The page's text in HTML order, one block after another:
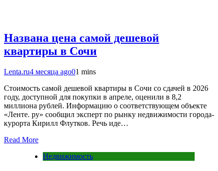
Названа цена самой дешевой
квартиры в Сочи
Lenta.ru4 месяца ago01 mins
Стоимость самой дешевой квартиры в Сочи со сдачей в 2026
году, доступной для покупки в апреле, оценили в 8,2
миллиона рублей. Информацию о соответствующем объекте
«Ленте. ру» сообщил эксперт по рынку недвижимости города-
курорта Кирилл Флутков. Речь иде…
Read More
Недвижимость